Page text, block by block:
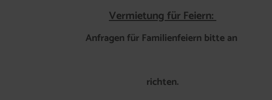
Vermietung für Feiern:
Anfragen für Familienfeiern bitte an
richten.